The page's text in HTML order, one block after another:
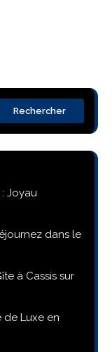
Rechercher
Joyau
dans le
à Cassis sur
de Luxe en